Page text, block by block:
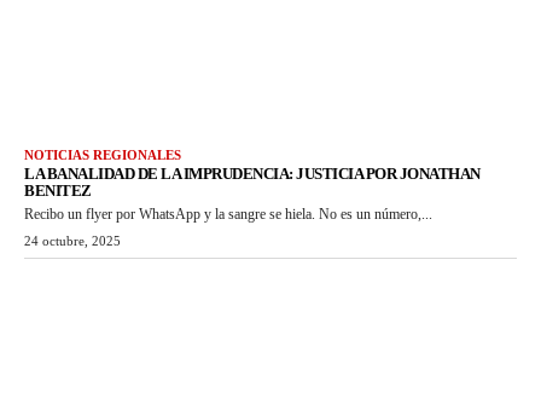
NOTICIAS REGIONALES
LA BANALIDAD DE LA IMPRUDENCIA: JUSTICIA POR JONATHAN
BENITEZ
Recibo un flyer por WhatsApp y la sangre se hiela. No es un número,...
24 octubre, 2025